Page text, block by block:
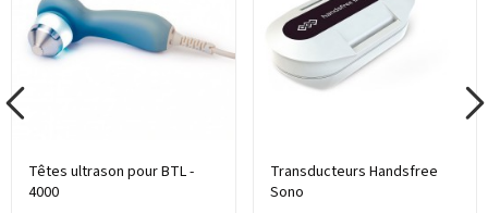
Têtes ultrason pour BTL -
4000
Transducteurs Handsfree
Sono